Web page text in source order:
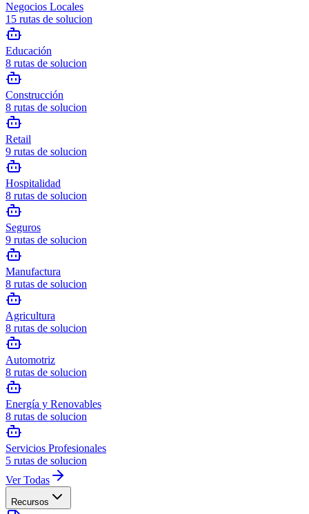
Negocios Locales
15 rutas de solucion
Educación
8 rutas de solucion
Construcción
8 rutas de solucion
Retail
9 rutas de solucion
Hospitalidad
8 rutas de solucion
Seguros
9 rutas de solucion
Manufactura
8 rutas de solucion
Agricultura
8 rutas de solucion
Automotriz
8 rutas de solucion
Energía y Renovables
8 rutas de solucion
Servicios Profesionales
5 rutas de solucion
Ver Todas
Recursos